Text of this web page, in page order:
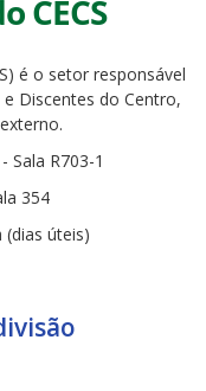
CECS
é o setor responsável
Discentes do Centro,
Sala R703-1
354
(dias úteis)